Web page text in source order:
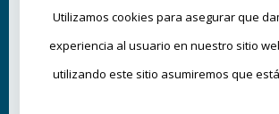
Utilizamos cookies para asegurar que
experiencia al usuario en nuestro sitio
utilizando este sitio asumiremos que